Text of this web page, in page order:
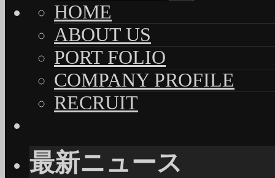
HOME
ABOUT US
PORT FOLIO
COMPANY PROFILE
RECRUIT
最新ニュース